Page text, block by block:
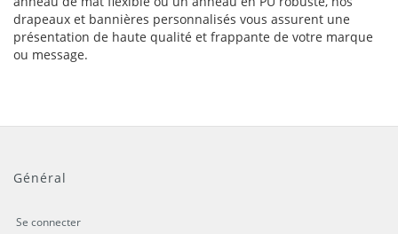
drapeaux et bannières personnalisés vous assurent une
présentation de haute qualité et frappante de votre marque
ou message.
Général
Se connecter